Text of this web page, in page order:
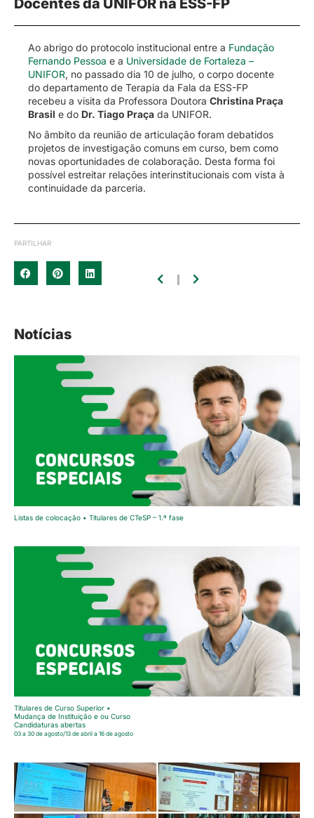
Docentes da UNIFOR na ESS-FP
Ao abrigo do protocolo institucional entre a Fundação
Fernando Pessoa e a Universidade de Fortaleza –
UNIFOR, no passado dia 10 de julho, o corpo docente
do departamento de Terapia da Fala da ESS-FP
recebeu a visita da Professora Doutora Christina Praça
Brasil e do Dr. Tiago Praça da UNIFOR.
No âmbito da reunião de articulação foram debatidos
projetos de investigação comuns em curso, bem como
novas oportunidades de colaboração. Desta forma foi
possível estreitar relações interinstitucionais com vista à
continuidade da parceria.
PARTILHAR
Notícias
Listas de colocação • Titulares de CTeSP – 1.ª fase
Titulares de Curso Superior •
Mudança de Instituição e ou Curso
Candidaturas abertas
03 a 30 de agosto/13 de abril a 16 de agosto